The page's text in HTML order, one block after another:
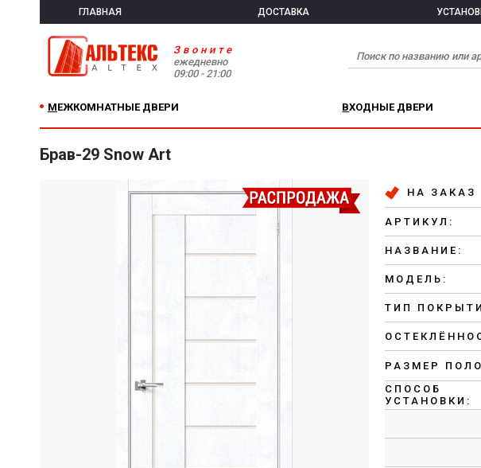
ГЛАВНАЯ ДОСТАВКА
Звоните
ежедневно
09:00 - 21:00
МЕЖКОМНАТНЫЕ ДВЕРИ ВХОДНЫЕ ДВЕРИ
Брав-29 Snow Art
НА ЗАКАЗ
АРТИКУЛ:
НАЗВАНИЕ:
МОДЕЛЬ:
ТИП
РАЗМЕР
СПОСОБ
УСТАНОВКИ: